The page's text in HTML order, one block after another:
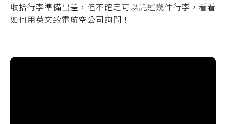
收拾行李準備出差，但不確定可以託運幾件行李，看看
如何用英文致電航空公司詢問！